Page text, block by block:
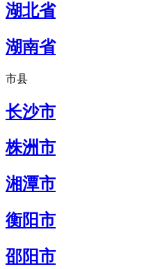
湖北省
湖南省
市县
长沙市
株洲市
湘潭市
衡阳市
邵阳市